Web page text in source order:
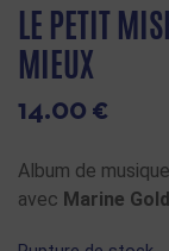
LE PETIT
MIEUX
14.00 €
Album de
avec Marine